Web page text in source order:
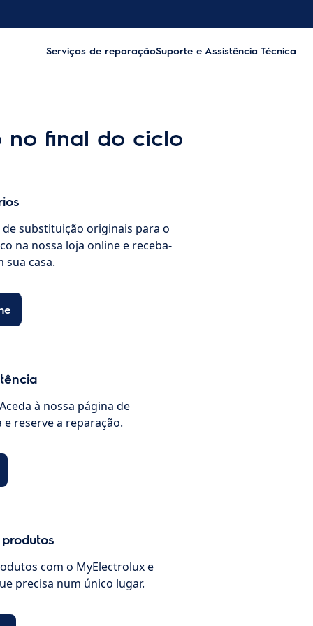
Serviços de reparaçãoSuporte e Assistência Técnica
no final do ciclo
de substituição originais para o
na nossa loja online e receba-
sua casa.
à nossa página de
reserve a reparação.
com o MyElectrolux e
precisa num único lugar.